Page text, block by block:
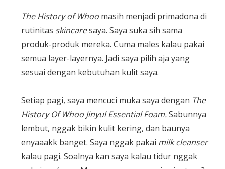
The History of Whoo masih menjadi primadona di
rutinitas skincaresaya. Saya suka sih sama
produk-produk mereka. Cuma males kalau pakai
semua layer-layernya. Jadi saya pilih aja yang
sesuai dengan kebutuhan kulit saya.
Setiap pagi, saya mencuci muka saya dengan The
History Of Whoo Jinyul Essential Foam.Sabunnya
lembut, nggak bikin kulit kering, dan baunya
enyaaakk banget. Saya nggak pakai milk cleanser
kalau pagi. Soalnya kan saya kalau tidur nggak